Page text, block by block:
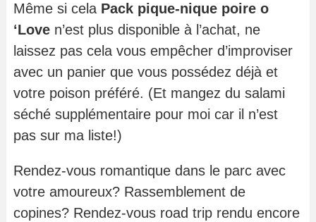
Même si cela Pack pique-nique poire o
‘Love n’est plus disponible à l’achat, ne
laissez pas cela vous empêcher d’improviser
avec un panier que vous possédez déjà et
votre poison préféré. (Et mangez du salami
séché supplémentaire pour moi car il n’est
pas sur ma liste!)
Rendez-vous romantique dans le parc avec
votre amoureux? Rassemblement de
copines? Rendez-vous road trip rendu encore